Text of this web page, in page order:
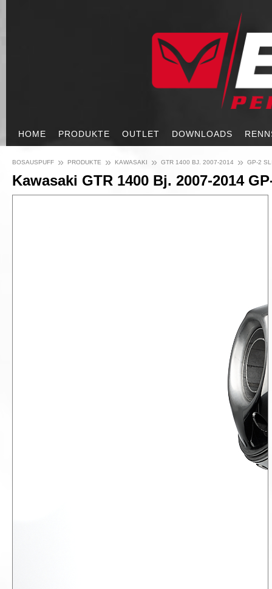
HOME PRODUKTE OUTLET DOWNLOADS
BOSAUSPUFF » PRODUKTE » KAWASAKI » GTR 1400 BJ. 2007-2014 » GP-2
Kawasaki GTR 1400 Bj. 2007-2014